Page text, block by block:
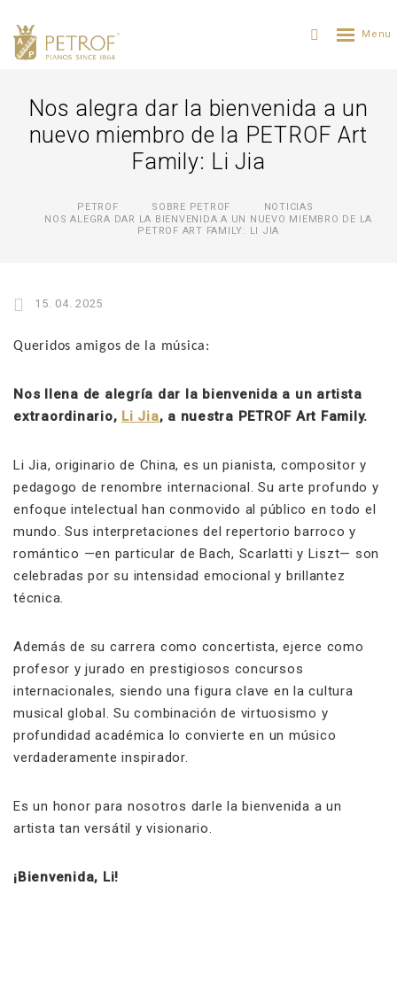
Nos alegra dar la bienvenida a un
nuevo miembro de la PETROF Art
Family: Li Jia
PETROF SOBRE PETROF
NOTICIAS
NOS ALEGRA DAR LA BIENVENIDA A UN NUEVO MIEMBRO DE LA
PETROF ART FAMILY: LI JIA
15. 04. 2025
Queridos amigos de la música:
Nos llena de alegría dar la bienvenida a un artista
extraordinario, Li Jia, a nuestra PETROF Art Family.
Li Jia, originario de China, es un pianista, compositor y
pedagogo de renombre internacional. Su arte profundo y
enfoque intelectual han conmovido al público en todo el
mundo. Sus interpretaciones del repertorio barroco y
romántico —en particular de Bach, Scarlatti y Liszt— son
celebradas por su intensidad emocional y brillantez
técnica.
Además de su carrera como concertista, ejerce como
profesor y jurado en prestigiosos concursos
internacionales, siendo una figura clave en la cultura
musical global. Su combinación de virtuosismo y
profundidad académica lo convierte en un músico
verdaderamente inspirador.
Es un honor para nosotros darle la bienvenida a un
artista tan versátil y visionario.
¡Bienvenida, Li!